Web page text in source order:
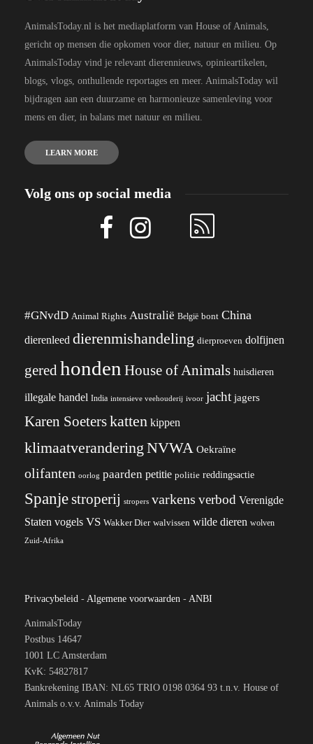
AnimalsToday.nl is het mediaplatform van House of Animals,
gericht op mensen die opkomen voor dier, natuur en milieu. Op
AnimalsToday vind je relevant dierennieuws, opinieartikelen,
blogs, vlogs, onthullende reportages en meer. AnimalsToday wil
bijdragen aan een duurzame en harmonieuze samenleving voor
mens en dier, in balans met natuur en milieu.
LEARN MORE
Volg ons op social media
#GNvdD Animal Rights Australië België bont China
dierenleed dierenmishandeling dierproeven dolfijnen
geredhonden House of Animals huisdieren
illegale handel India intensieve veehouderij ivoor jacht jagers
Karen Soeterskatten kippen
klimaatverandering NVWA Oekraïne
olifanten oorlog paarden petitie politie reddingsactie
Spanjestroperij stropers varkens verbod Verenigde
Staten vogels VS Wakker Dier walvissen wilde dieren wolven
Zuid-Afrika
Privacybeleid - Algemene voorwaarden - ANBI
AnimalsToday
Postbus 14647
1001 LC Amsterdam
KvK: 54827817
Bankrekening IBAN: NL65 TRIO 0198 0364 93 t.n.v. House of
Animals o.v.v. Animals Today